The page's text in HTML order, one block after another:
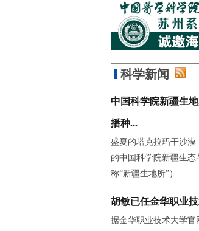
科学新闻
中国科学院新疆生
播种...
盛夏的塔克拉玛干沙
的中国科学院新疆生
称“新疆生地所”）
胡敏已任金华职业
据金华职业技术大学官